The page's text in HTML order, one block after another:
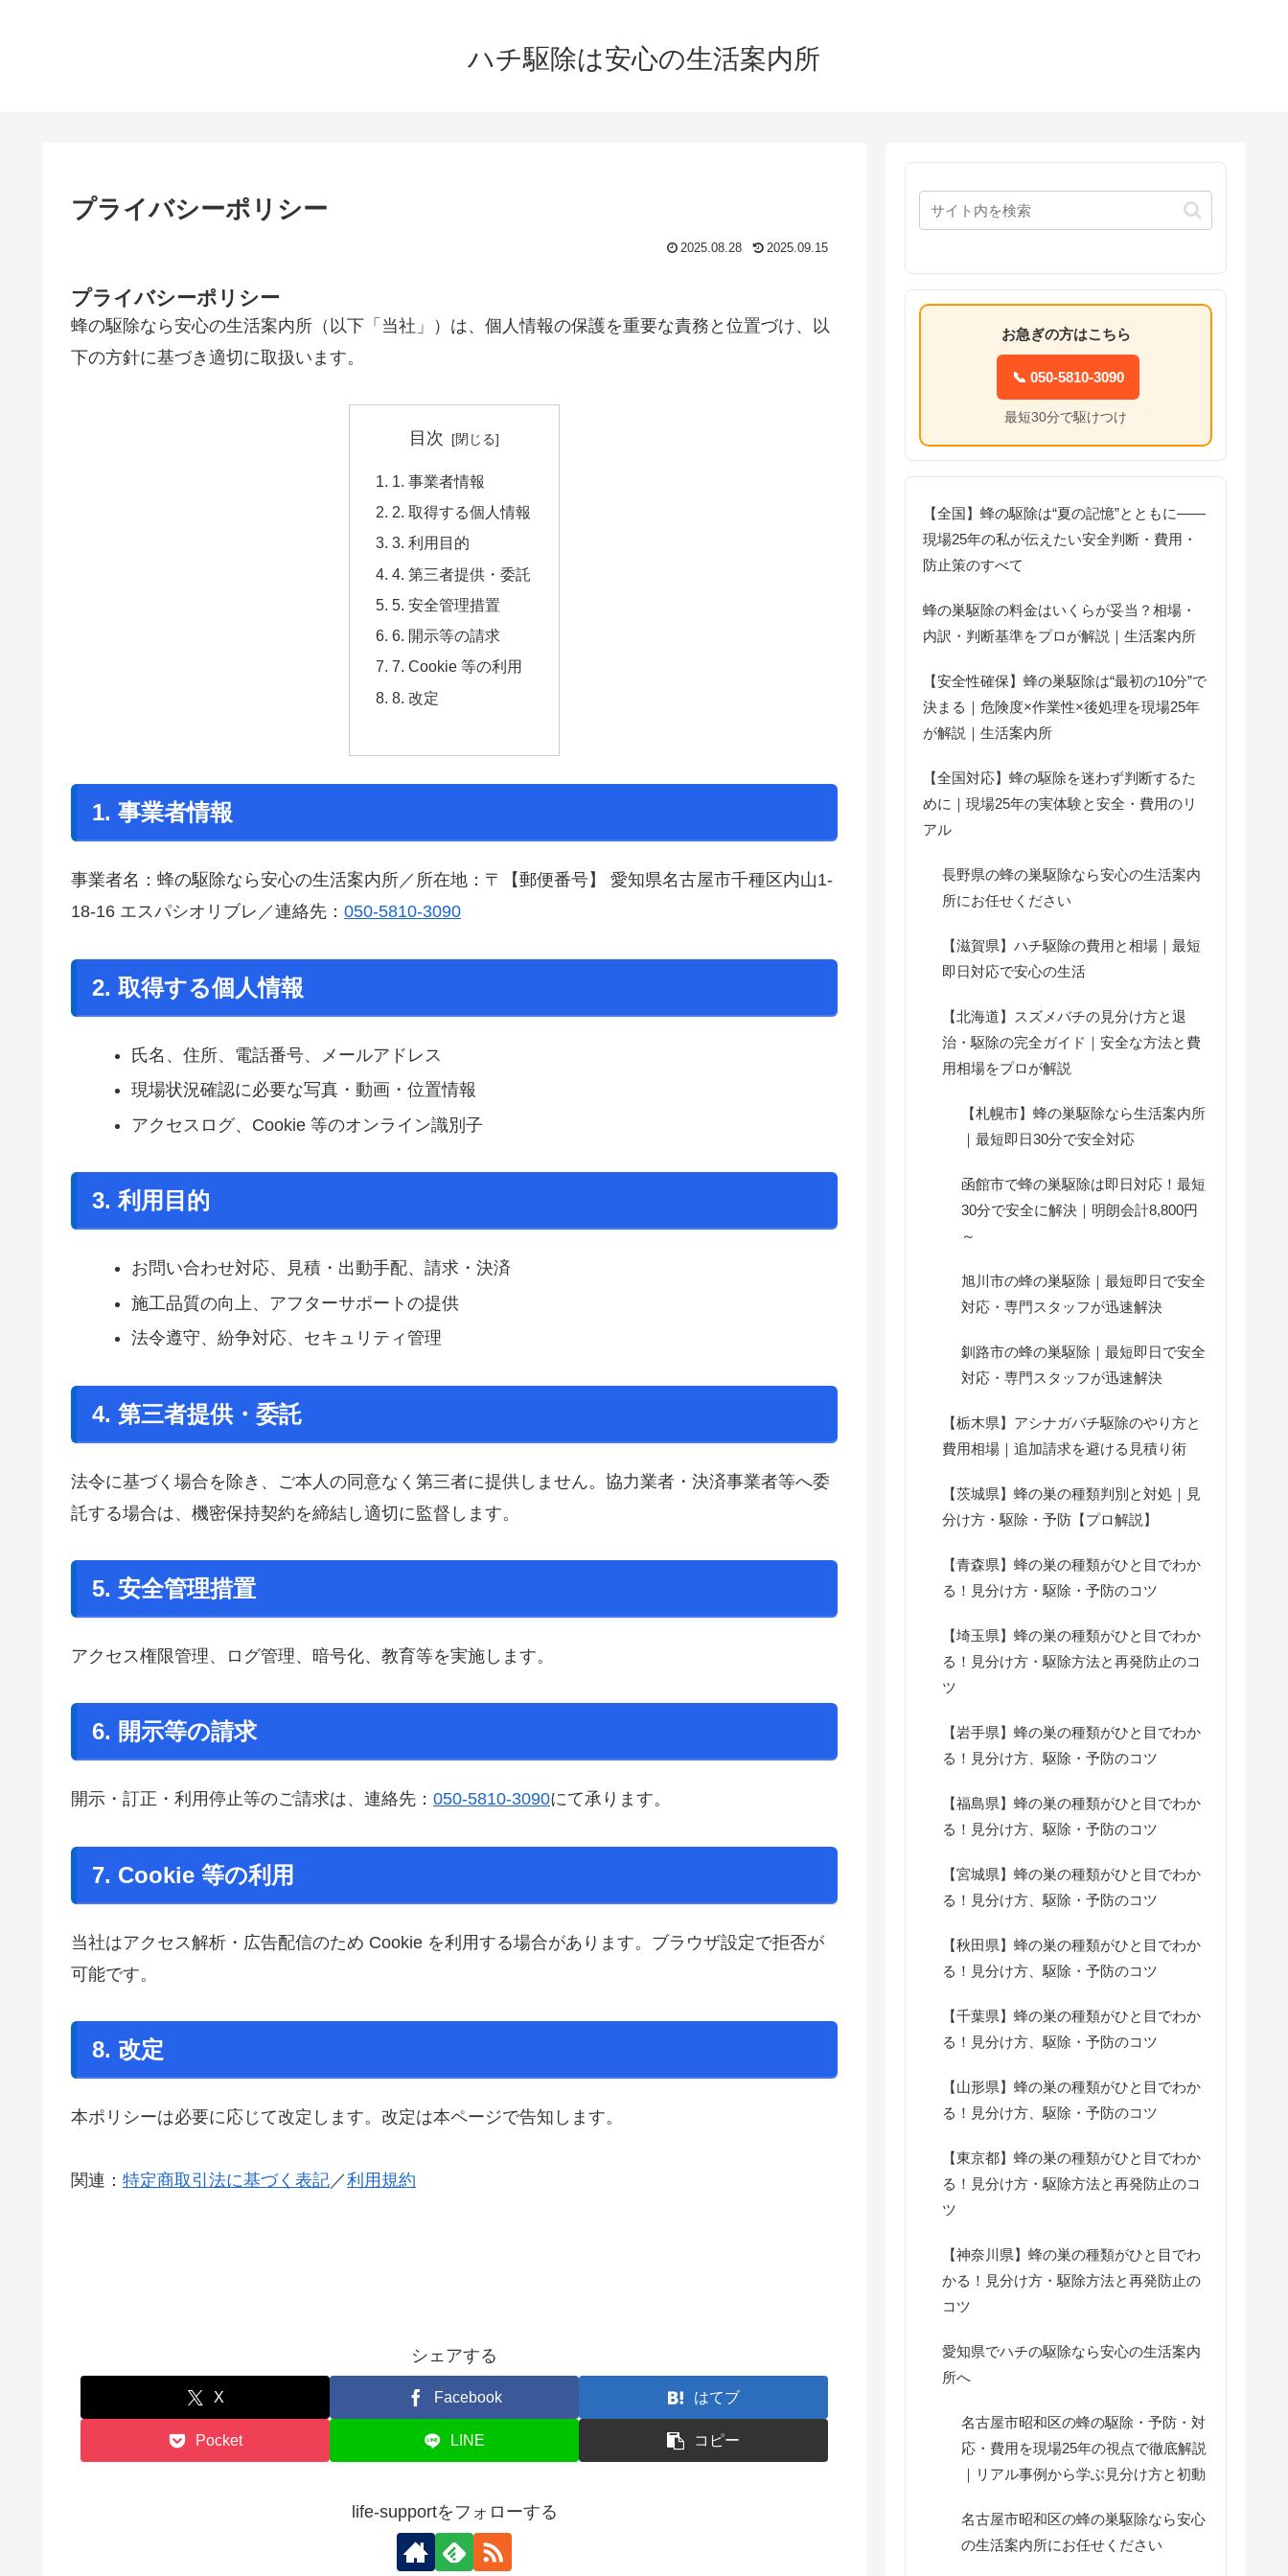
ハチ駆除は安心の生活案内所
プライバシーポリシー
2025.08.28 2025.09.15
プライバシーポリシー
蜂の駆除なら安心の生活案内所（以下「当社」）は、個人情報の保護を重要な責務と位置づけ、以
下の方針に基づき適切に取扱います。
目次
1. 事業者情報
2. 取得する個人情報
3. 利用目的
4. 第三者提供・委託
5. 安全管理措置
6. 開示等の請求
7. Cookie 等の利用
8. 改定
1. 事業者情報
事業者名：蜂の駆除なら安心の生活案内所／所在地：〒【郵便番号】 愛知県名古屋市千種区内山1-
18-16 エスパシオリブレ／連絡先： 050-5810-3090
2. 取得する個人情報
氏名、住所、電話番号、メールアドレス
現場状況確認に必要な写真・動画・位置情報
アクセスログ、Cookie 等のオンライン識別子
3. 利用目的
お問い合わせ対応、見積・出動手配、請求・決済
施工品質の向上、アフターサポートの提供
法令遵守、紛争対応、セキュリティ管理
4. 第三者提供・委託
法令に基づく場合を除き、ご本人の同意なく第三者に提供しません。協力業者・決済事業者等へ委
託する場合は、機密保持契約を締結し適切に監督します。
5. 安全管理措置
アクセス権限管理、ログ管理、暗号化、教育等を実施します。
6. 開示等の請求
開示・訂正・利用停止等のご請求は、連絡先： 050-5810-3090にて承ります。
7. Cookie 等の利用
当社はアクセス解析・広告配信のため Cookie を利用する場合があります。ブラウザ設定で拒否が
可能です。
8. 改定
本ポリシーは必要に応じて改定します。改定は本ページで告知します。
関連： 特定商取引法に基づく表記 ／利用規約
シェアする
X Facebook はてブ
Pocket LINE コピー
life-supportをフォローする
お急ぎの方はこちら
📞 050-5810-3090
最短30分で駆けつけ
【全国】蜂の駆除は“夏の記憶”とともに――
現場25年の私が伝えたい安全判断・費用・
防止策のすべて
蜂の巣駆除の料金はいくらが妥当？相場・
内訳・判断基準をプロが解説｜生活案内所
【安全性確保】蜂の巣駆除は“最初の10分”で
決まる｜危険度×作業性×後処理を現場25年
が解説｜生活案内所
【全国対応】蜂の駆除を迷わず判断するた
めに｜現場25年の実体験と安全・費用のリ
アル
長野県の蜂の巣駆除なら安心の生活案内
所にお任せください
【滋賀県】ハチ駆除の費用と相場｜最短
即日対応で安心の生活
【北海道】スズメバチの見分け方と退
治・駆除の完全ガイド｜安全な方法と費
用相場をプロが解説
【札幌市】蜂の巣駆除なら生活案内所
｜最短即日30分で安全対応
函館市で蜂の巣駆除は即日対応！最短
30分で安全に解決｜明朗会計8,800円
～
旭川市の蜂の巣駆除｜最短即日で安全
対応・専門スタッフが迅速解決
釧路市の蜂の巣駆除｜最短即日で安全
対応・専門スタッフが迅速解決
【栃木県】アシナガバチ駆除のやり方と
費用相場｜追加請求を避ける見積り術
【茨城県】蜂の巣の種類判別と対処｜見
分け方・駆除・予防【プロ解説】
【青森県】蜂の巣の種類がひと目でわか
る！見分け方・駆除・予防のコツ
【埼玉県】蜂の巣の種類がひと目でわか
る！見分け方・駆除方法と再発防止のコ
ツ
【岩手県】蜂の巣の種類がひと目でわか
る！見分け方、駆除・予防のコツ
【福島県】蜂の巣の種類がひと目でわか
る！見分け方、駆除・予防のコツ
【宮城県】蜂の巣の種類がひと目でわか
る！見分け方、駆除・予防のコツ
【秋田県】蜂の巣の種類がひと目でわか
る！見分け方、駆除・予防のコツ
【千葉県】蜂の巣の種類がひと目でわか
る！見分け方、駆除・予防のコツ
【山形県】蜂の巣の種類がひと目でわか
る！見分け方、駆除・予防のコツ
【東京都】蜂の巣の種類がひと目でわか
る！見分け方・駆除方法と再発防止のコ
ツ
【神奈川県】蜂の巣の種類がひと目でわ
かる！見分け方・駆除方法と再発防止の
コツ
愛知県でハチの駆除なら安心の生活案内
所へ
名古屋市昭和区の蜂の駆除・予防・対
応・費用を現場25年の視点で徹底解説
｜リアル事例から学ぶ見分け方と初動
名古屋市昭和区の蜂の巣駆除なら安心
の生活案内所にお任せください